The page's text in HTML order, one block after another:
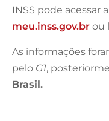
INSS pode acessar a
meu.inss.gov.br ou
As informações
pelo G1,
Brasil.